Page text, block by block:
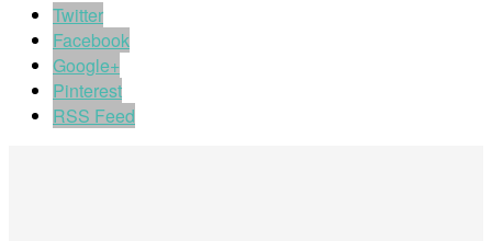
Twitter
Facebook
Google+
Pinterest
RSS Feed